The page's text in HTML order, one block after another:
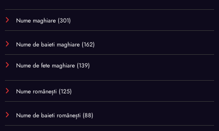
Nume maghiare (301)
Nume de baieti maghiare (162)
Nume de fete maghiare (139)
Nume românești (125)
Nume de baieti românești (88)